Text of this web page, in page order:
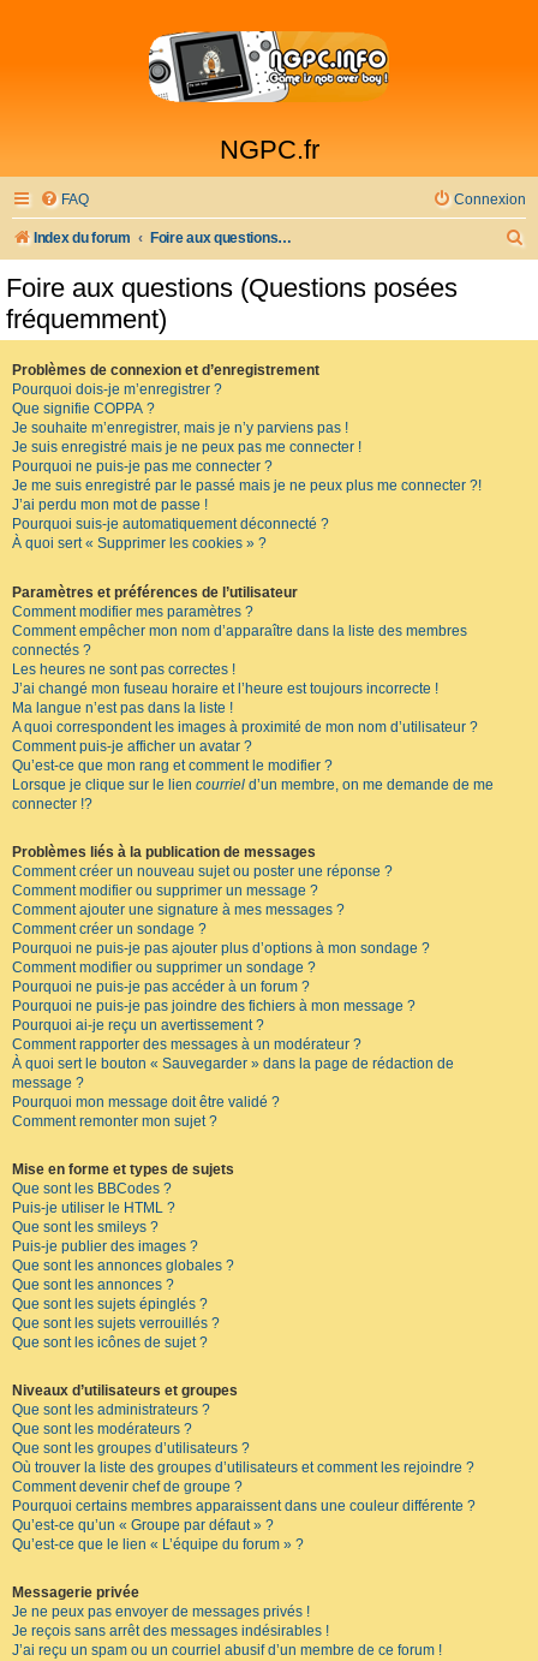
NGPC.fr
FAQ Connexion
Index du forum Foire aux questions (Questions posées fréquemment)
Foire aux questions (Questions posées
fréquemment)
Problèmes de connexion et d’enregistrement
Pourquoi dois-je m’enregistrer ?
Que signifie COPPA ?
Je souhaite m’enregistrer, mais je n’y parviens pas !
Je suis enregistré mais je ne peux pas me connecter !
Pourquoi ne puis-je pas me connecter ?
Je me suis enregistré par le passé mais je ne peux plus me connecter ?!
J’ai perdu mon mot de passe !
Pourquoi suis-je automatiquement déconnecté ?
À quoi sert « Supprimer les cookies » ?
Paramètres et préférences de l’utilisateur
Comment modifier mes paramètres ?
Comment empêcher mon nom d’apparaître dans la liste des membres
connectés ?
Les heures ne sont pas correctes !
J’ai changé mon fuseau horaire et l’heure est toujours incorrecte !
Ma langue n’est pas dans la liste !
A quoi correspondent les images à proximité de mon nom d’utilisateur ?
Comment puis-je afficher un avatar ?
Qu’est-ce que mon rang et comment le modifier ?
Lorsque je clique sur le lien courriel d’un membre, on me demande de me
connecter !?
Problèmes liés à la publication de messages
Comment créer un nouveau sujet ou poster une réponse ?
Comment modifier ou supprimer un message ?
Comment ajouter une signature à mes messages ?
Comment créer un sondage ?
Pourquoi ne puis-je pas ajouter plus d’options à mon sondage ?
Comment modifier ou supprimer un sondage ?
Pourquoi ne puis-je pas accéder à un forum ?
Pourquoi ne puis-je pas joindre des fichiers à mon message ?
Pourquoi ai-je reçu un avertissement ?
Comment rapporter des messages à un modérateur ?
À quoi sert le bouton « Sauvegarder » dans la page de rédaction de
message ?
Pourquoi mon message doit être validé ?
Comment remonter mon sujet ?
Mise en forme et types de sujets
Que sont les BBCodes ?
Puis-je utiliser le HTML ?
Que sont les smileys ?
Puis-je publier des images ?
Que sont les annonces globales ?
Que sont les annonces ?
Que sont les sujets épinglés ?
Que sont les sujets verrouillés ?
Que sont les icônes de sujet ?
Niveaux d’utilisateurs et groupes
Que sont les administrateurs ?
Que sont les modérateurs ?
Que sont les groupes d’utilisateurs ?
Où trouver la liste des groupes d’utilisateurs et comment les rejoindre ?
Comment devenir chef de groupe ?
Pourquoi certains membres apparaissent dans une couleur différente ?
Qu’est-ce qu’un « Groupe par défaut » ?
Qu’est-ce que le lien « L’équipe du forum » ?
Messagerie privée
Je ne peux pas envoyer de messages privés !
Je reçois sans arrêt des messages indésirables !
J’ai reçu un spam ou un courriel abusif d’un membre de ce forum !